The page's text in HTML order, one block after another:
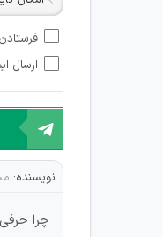
هرگونه
امکان
ارسال
نویسنده: